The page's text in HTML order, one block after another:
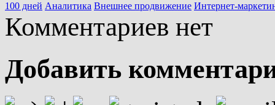
100 дней Аналитика Внешнее продвижение Интернет-
Комментариев нет
Добавить